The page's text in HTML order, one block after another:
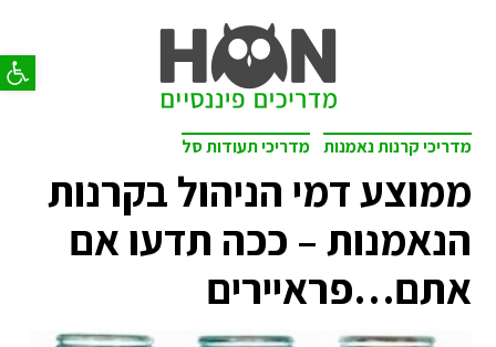
פתח
מדריכי קרנות נאמנות מדריכי תעודות סל
ממוצע דמי הניהול בקרנות
הנאמנות – ככה תדעו אם
אתם…פראיירים